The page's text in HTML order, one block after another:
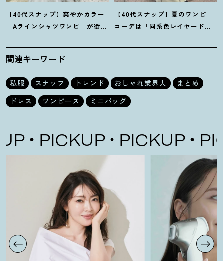
【40代スナップ】爽やかカラー
「Aラインシャツワンピ」が街で
さん
【40代スナップ】夏のワンピ
コーデは「同系色レイヤード」
さん
関連キーワード
私服 スナップ トレンド おしゃれ業界人
まとめ
ドレス
ワンピース ミニバッグ
PICKUP PICKUP